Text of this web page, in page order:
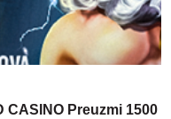
CASINO Preuzmi 1500